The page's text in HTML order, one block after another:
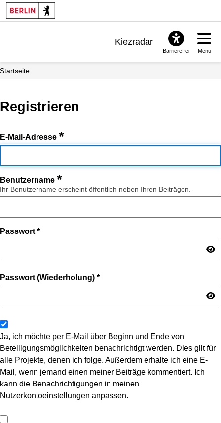
Kiezradar
Barrierefrei Menü
Startseite
Registrieren
E-Mail-Adresse *
Benutzername *
Ihr Benutzername erscheint öffentlich neben Ihren Beiträgen.
Passwort *
Passwort (Wiederholung) *
Ja, ich möchte per E-Mail über Beginn und Ende von
Beteiligungsmöglichkeiten benachrichtigt werden. Dies gilt für
alle Projekte, denen ich folge. Außerdem erhalte ich eine E-
Mail, wenn jemand einen meiner Beiträge kommentiert. Ich
kann die Benachrichtigungen in meinen
Nutzerkontoeinstellungen anpassen.